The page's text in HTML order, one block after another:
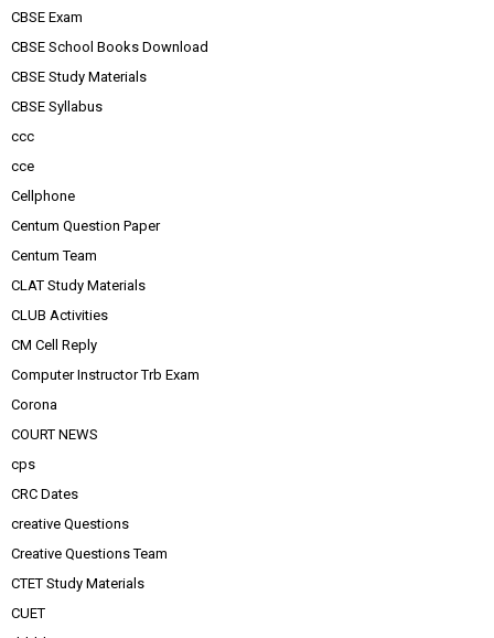
CBSE Exam
CBSE School Books Download
CBSE Study Materials
CBSE Syllabus
ccc
cce
Cellphone
Centum Question Paper
Centum Team
CLAT Study Materials
CLUB Activities
CM Cell Reply
Computer Instructor Trb Exam
Corona
COURT NEWS
cps
CRC Dates
creative Questions
Creative Questions Team
CTET Study Materials
CUET